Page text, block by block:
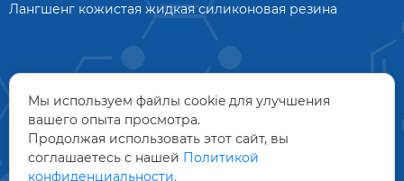
Лангшенг кожистая жидкая силиконовая резина
Мы используем файлы cookie для улучшения
вашего опыта просмотра.
Продолжая использовать этот сайт, вы
соглашаетесь с нашей Политикой
конфиденциальности.